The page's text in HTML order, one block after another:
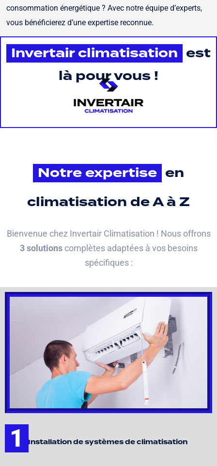
consommation énergétique ? Avec notre équipe d’experts,
vous bénéficierez d’une expertise reconnue.
Invertair climatisation est
là pour vous !
Notre expertise en
climatisation de A à Z
Bienvenue chez Invertair Climatisation ! Nous offrons
3 solutionscomplètes adaptées à vos besoins
spécifiques :
1 Installation de systèmes de climatisation